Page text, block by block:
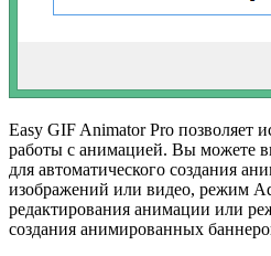
Easy GIF Animator Pro позволяет
работы с анимацией. Вы можете
для автоматического создания
изображений или видео, режим
редактирования анимации или
создания анимированных